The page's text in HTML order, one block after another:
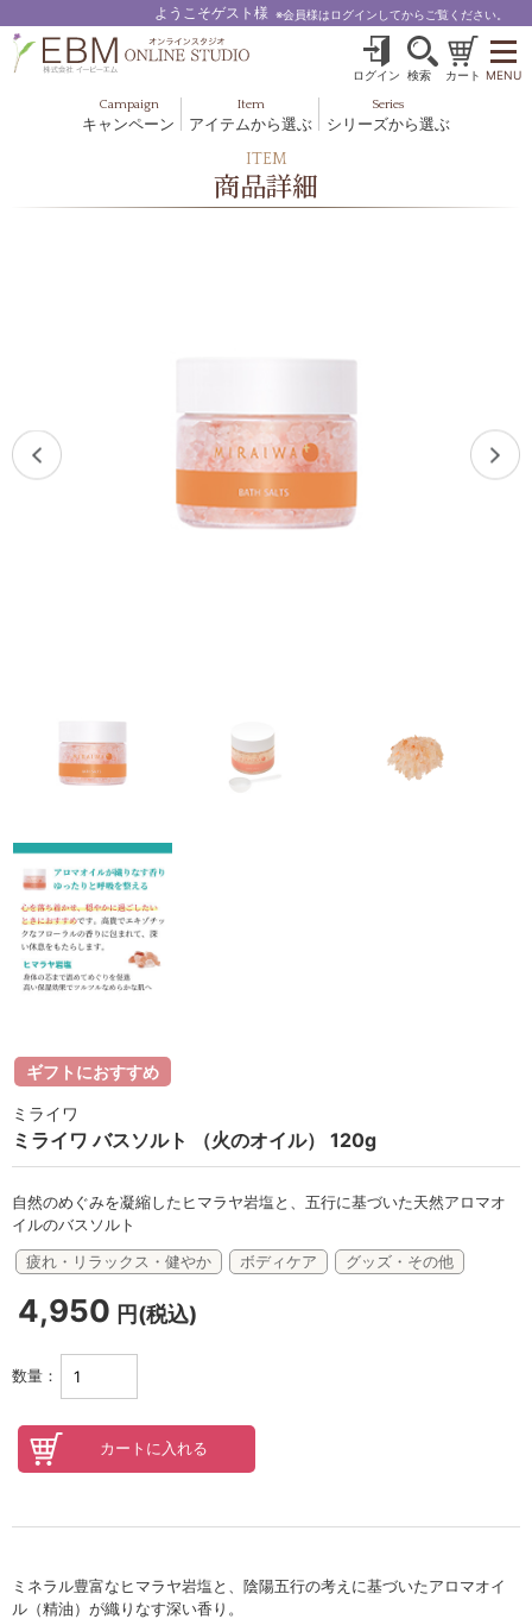
ようこそゲスト様 ※会員様はログインしてからご覧ください。
ログイン 検索 カート
Campaign
キャンペーン
Item
アイテムから選ぶ
健美食品
Series
シリーズから選ぶ
ブルームオーラ.
フェミリカ
マザーズエンブレイス
SAVC
E.E
野の花グッズ
スキンケアチケット
オンラインレッスンチケット
Lifest.(ライフェスト）
MENU
ITEM
商品詳細
ギフトにおすすめ
ミライワ
ミライワ バスソルト （火のオイル） 120g
自然のめぐみを凝縮したヒマラヤ岩塩と、五行に基づいた天然アロマオ
イルのバスソルト
疲れ・リラックス・健やか
ボディケア グッズ・その他
4,950 円(税込)
数量：
ミネラル豊富なヒマラヤ岩塩と、陰陽五行の考えに基づいたアロマオイ
ル（精油）が織りなす深い香り。